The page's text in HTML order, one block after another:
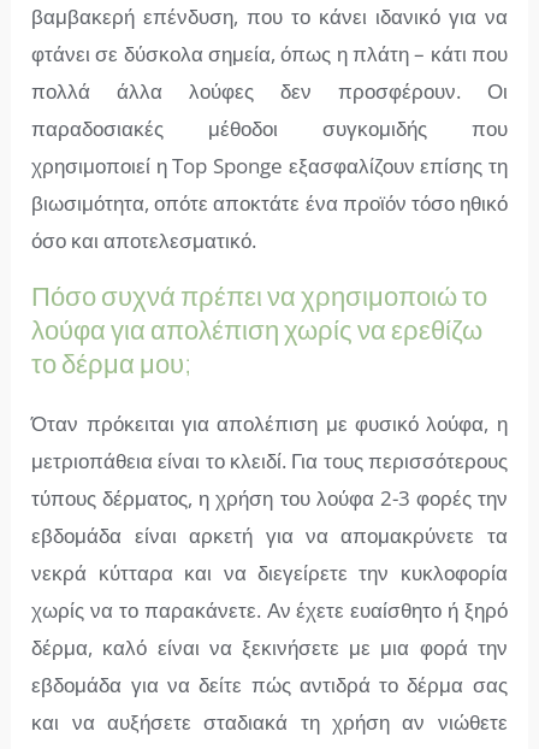
βαμβακερή επένδυση, που το κάνει ιδανικό για να
φτάνει σε δύσκολα σημεία, όπως η πλάτη – κάτι που
πολλά άλλα λούφες δεν προσφέρουν. Οι
παραδοσιακές μέθοδοι συγκομιδής που
χρησιμοποιεί η Top Sponge εξασφαλίζουν επίσης τη
βιωσιμότητα, οπότε αποκτάτε ένα προϊόν τόσο ηθικό
όσο και αποτελεσματικό.
Πόσο συχνά πρέπει να χρησιμοποιώ το
λούφα για απολέπιση χωρίς να ερεθίζω
το δέρμα μου;
Όταν πρόκειται για απολέπιση με φυσικό λούφα, η
μετριοπάθεια είναι το κλειδί. Για τους περισσότερους
τύπους δέρματος, η χρήση του λούφα 2-3 φορές την
εβδομάδα είναι αρκετή για να απομακρύνετε τα
νεκρά κύτταρα και να διεγείρετε την κυκλοφορία
χωρίς να το παρακάνετε. Αν έχετε ευαίσθητο ή ξηρό
δέρμα, καλό είναι να ξεκινήσετε με μια φορά την
εβδομάδα για να δείτε πώς αντιδρά το δέρμα σας
και να αυξήσετε σταδιακά τη χρήση αν νιώθετε